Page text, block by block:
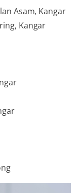
Asam, Kangar
Kangar